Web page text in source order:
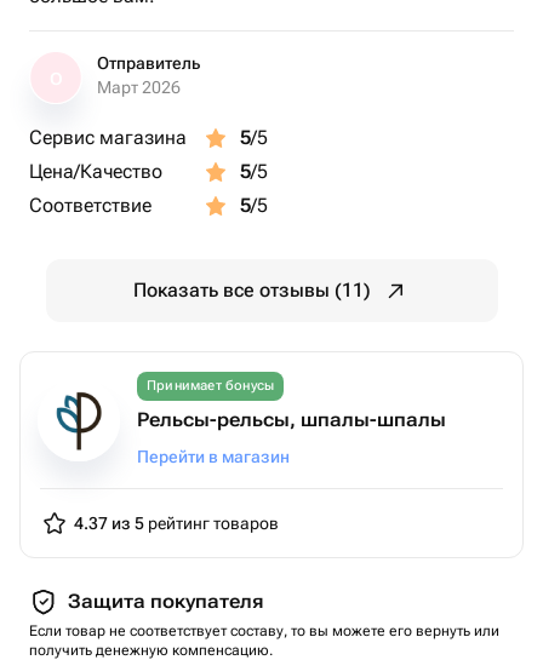
Отправитель
Март 2026
Сервис магазина 5/5
Цена/Качество
5/5
Соответствие
5/5
Показать все отзывы (11)
Принимает бонусы
Рельсы-рельсы, шпалы-шпалы
Перейти в магазин
4.37 из 5 рейтинг товаров
Защита покупателя
Если товар не соответствует составу, то вы можете его вернуть или
получить денежную компенсацию.